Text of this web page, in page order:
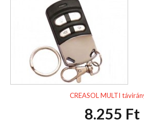
CREASOL MULTI
8.255 Ft